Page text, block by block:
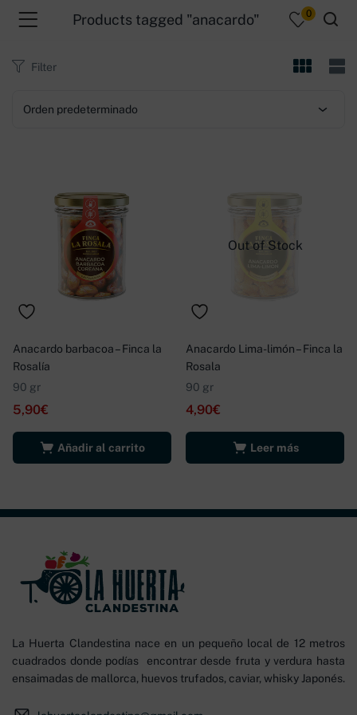
Products tagged "anacardo" 0
Filter
Orden predeterminado
Anacardo barbacoa – Finca la
Rosalía
90 gr
5,90€
Añadir al carrito
Out of Stock
Anacardo Lima-limón – Finca la
Rosala
90 gr
4,90€
Leer más
La Huerta Clandestina nace en un pequeño local de 12 metros
cuadrados donde podías encontrar desde fruta y verdura hasta
ensaimadas de mallorca, huevos trufados, caviar, whisky Japonés.